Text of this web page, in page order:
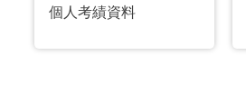
個人考績資料